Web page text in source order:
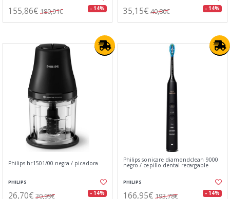
155,86€ 180,91€ - 14% 35,15€ 40,80€ - 14%
Philips hr1501/00 negra / picadora
PHILIPS
26,70€ 30,99€ - 14%
Philips sonicare diamondclean 9000
negro / cepillo dental recargable
PHILIPS
166,95€ 193,78€ - 14%